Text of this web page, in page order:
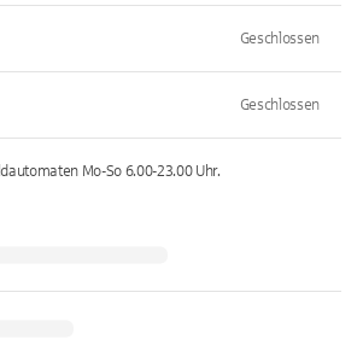
Geschlossen
Geschlossen
Mo-So 6.00-23.00Uhr.